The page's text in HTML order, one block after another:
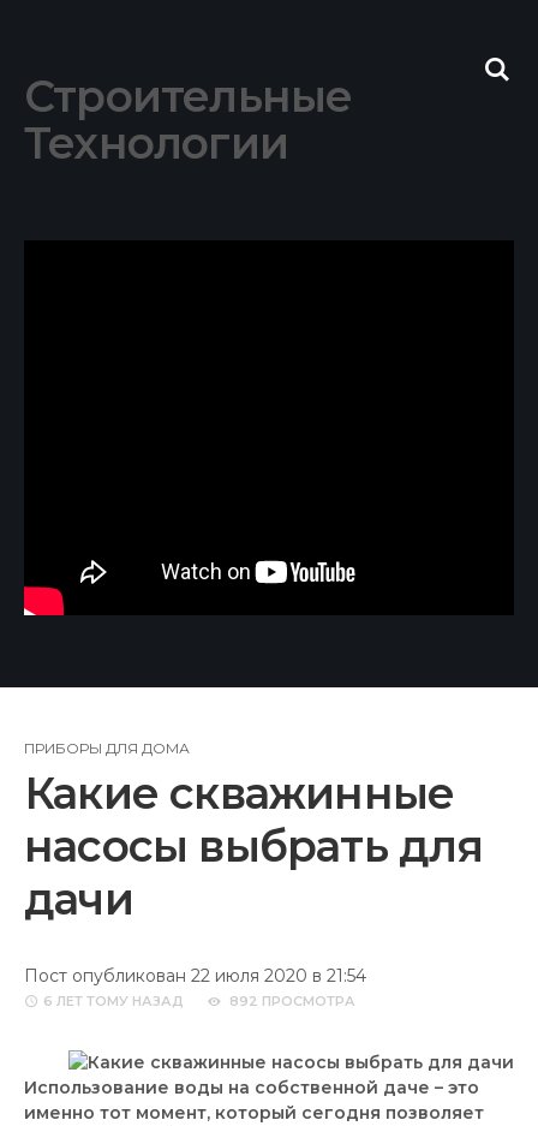
Строительные
Технологии
ПРИБОРЫ ДЛЯ ДОМА
Какие скважинные
насосы выбрать для
дачи
Пост опубликован 22 июля 2020 в 21:54
6 ЛЕТ ТОМУ НАЗАД 892 ПРОСМОТРА
Использование воды на собственной даче – это
именно тот момент, который сегодня позволяет